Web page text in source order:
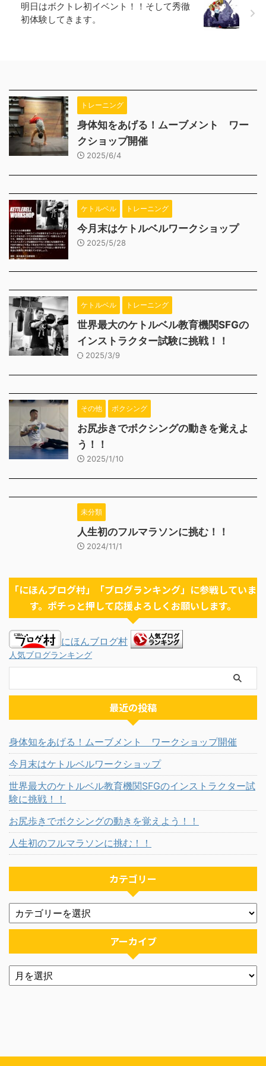
明日はボクトレ初イベント！！そして秀徹
初体験してきます。
トレーニング
身体知をあげる！ムーブメント ワー
クショップ開催
2025/6/4
ケトルベル トレーニング
今月末はケトルベルワークショップ
2025/5/28
ケトルベル トレーニング
世界最大のケトルベル教育機関SFGの
インストラクター試験に挑戦！！
2025/3/9
その他 ボクシング
お尻歩きでボクシングの動きを覚えよ
う！！
2025/1/10
未分類
人生初のフルマラソンに挑む！！
2024/11/1
「にほんブログ村」「ブログランキング」に参戦していま
す。ポチっと押して応援よろしくお願いします。
にほんブログ村
人気ブログランキング
最近の投稿
身体知をあげる！ムーブメント ワークショップ開催
今月末はケトルベルワークショップ
世界最大のケトルベル教育機関SFGのインストラクター試
験に挑戦！！
お尻歩きでボクシングの動きを覚えよう！！
人生初のフルマラソンに挑む！！
カテゴリー
アーカイブ